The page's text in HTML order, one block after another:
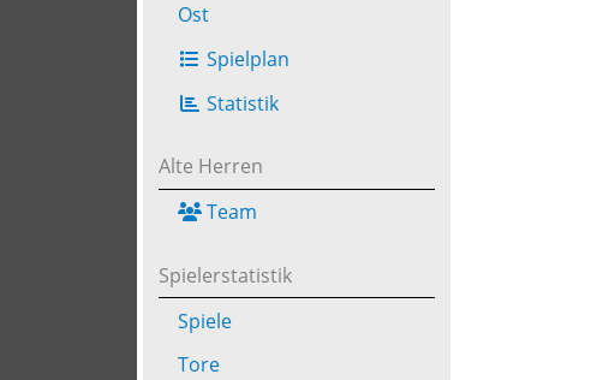
Ost
Spielplan
Statistik
Alte Herren
Team
Spielerstatistik
Spiele
Tore